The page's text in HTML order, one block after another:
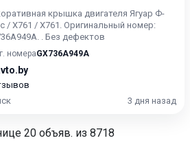
крышка двигателя Ягуар Ф-
/ X761 / Х761. Оригинальный номер:
. Без дефектов
номераGX736A949A
3 дня назад
20 объяв. из 8718